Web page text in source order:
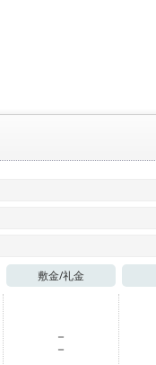
敷金/礼金
－
－